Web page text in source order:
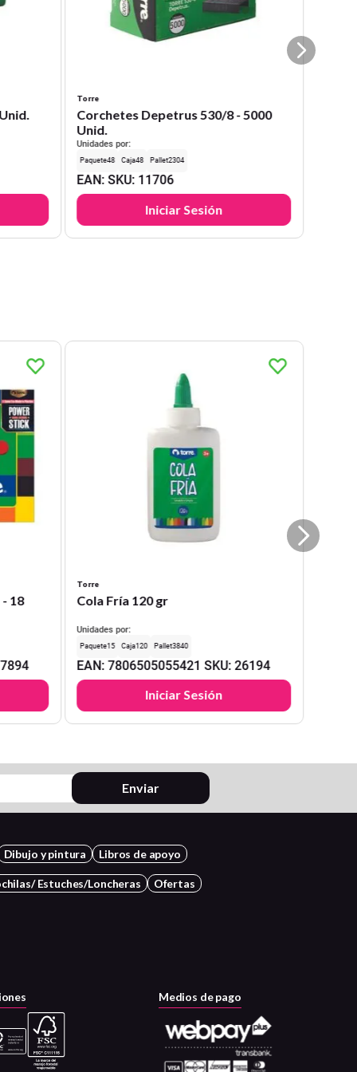
Torre
Corchetes Depetrus 530/8 - 5000
Unid.
Unidades por:
48 48 2304
EAN: SKU: 11706
Iniciar Sesión
18
Torre
Cola Fría 120 gr
Unidades por:
15 120 3840
EAN:7806505055421 SKU:26194
Iniciar Sesión
Enviar
Dibujo y pintura Libros de apoyo
Estuches/Loncheras Ofertas
Medios de pago